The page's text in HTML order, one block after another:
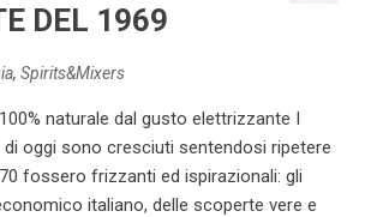
DEL 1969
,Spirits&Mixers
naturale dal gusto elettrizzante I
oggi sono cresciuti sentendosi ripetere
fossero frizzanti ed ispirazionali: gli
italiano, delle scoperte vere e